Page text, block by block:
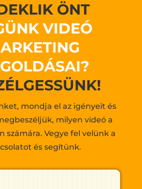
ÖNT
VIDEÓ
mondja el az igényeit és
milyen videó a
számára. Vegye fel velünk a
és segítünk.